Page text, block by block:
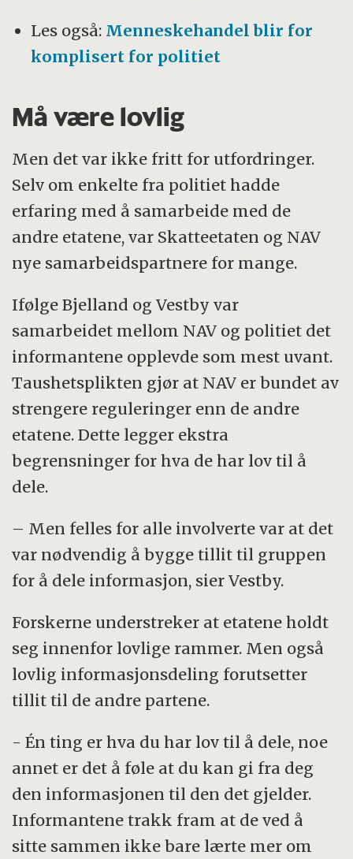
Les også: Menneskehandel blir for
komplisert for politiet
Må være lovlig
Men det var ikke fritt for utfordringer.
Selv om enkelte fra politiet hadde
erfaring med å samarbeide med de
andre etatene, var Skatteetaten og NAV
nye samarbeidspartnere for mange.
Ifølge Bjelland og Vestby var
samarbeidet mellom NAV og politiet det
informantene opplevde som mest uvant.
Taushetsplikten gjør at NAV er bundet av
strengere reguleringer enn de andre
etatene. Dette legger ekstra
begrensninger for hva de har lov til å
dele.
– Men felles for alle involverte var at det
var nødvendig å bygge tillit til gruppen
for å dele informasjon, sier Vestby.
Forskerne understreker at etatene holdt
seg innenfor lovlige rammer. Men også
lovlig informasjonsdeling forutsetter
tillit til de andre partene.
- Én ting er hva du har lov til å dele, noe
annet er det å føle at du kan gi fra deg
den informasjonen til den det gjelder.
Informantene trakk fram at de ved å
sitte sammen ikke bare lærte mer om